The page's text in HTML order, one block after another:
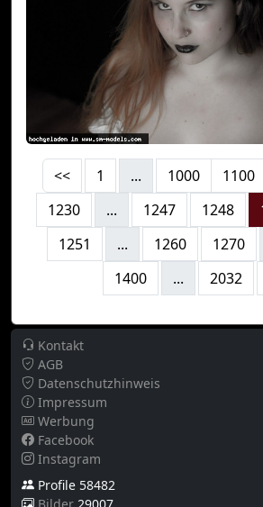
<< 1 ... 1000 1100
1230
... 1247 1248
1251
... 1260 1270
1400
... 2032
Kontakt
AGB
Datenschutzhinweis
Impressum
Werbung
Facebook
Instagram
Profile 58482
Bilder 29007